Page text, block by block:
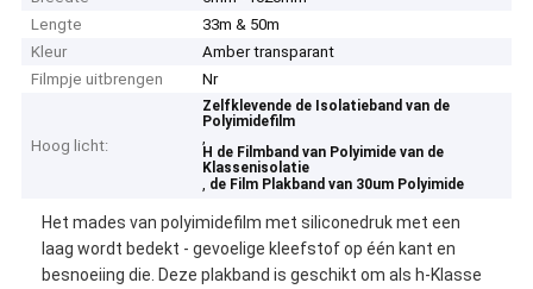
Lengte
33m & 50m
Kleur
Amber transparant
Filmpje uitbrengen
Nr
Hoog licht:
Zelfklevende de Isolatieband van de
Polyimidefilm
,
H de Filmband van Polyimide van de
Klassenisolatie
, de Film Plakband van 30um Polyimide
Het mades van polyimidefilm met siliconedruk met een
laag wordt bedekt - gevoelige kleefstof op één kant en
besnoeiing die. Deze plakband is geschikt om als h-Klasse